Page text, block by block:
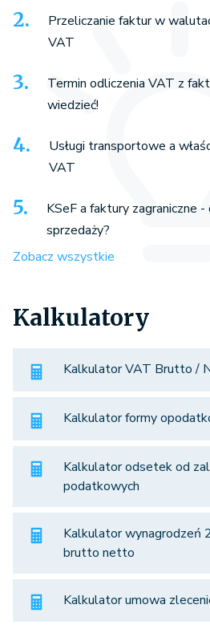
Przeliczanie faktur w
VAT
Termin odliczenia VAT z
wiedzieć!
Usługi transportowe a
VAT
KSeF a faktury zagraniczne
sprzedaży?
Zobacz wszystkie
Kalkulatory
Kalkulator VAT Brutto /
Kalkulator formy
Kalkulator odsetek od
podatkowych
Kalkulator wynagrodzeń
brutto netto
Kalkulator umowa